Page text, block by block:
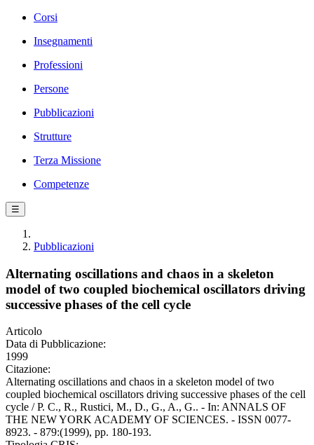
Corsi
Insegnamenti
Professioni
Persone
Pubblicazioni
Strutture
Terza Missione
Competenze
☰
Pubblicazioni
Alternating oscillations and chaos in a skeleton
model of two coupled biochemical oscillators driving
successive phases of the cell cycle
Articolo
Data di Pubblicazione:
1999
Citazione:
Alternating oscillations and chaos in a skeleton model of two
coupled biochemical oscillators driving successive phases of the cell
cycle / P. C., R., Rustici, M., D., G., A., G.. - In: ANNALS OF
THE NEW YORK ACADEMY OF SCIENCES. - ISSN 0077-
8923. - 879:(1999), pp. 180-193.